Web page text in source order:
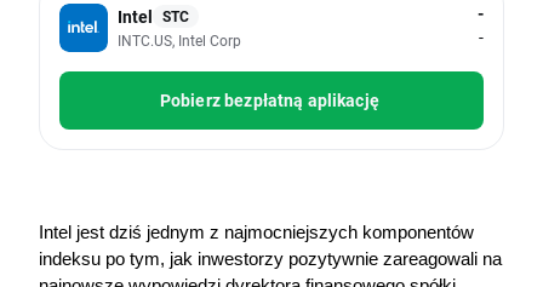
Intel STC
INTC.US, Intel Corp
-
-
Pobierz bezpłatną aplikację
Intel jest dziś jednym z najmocniejszych komponentów
indeksu po tym, jak inwestorzy pozytywnie zareagowali na